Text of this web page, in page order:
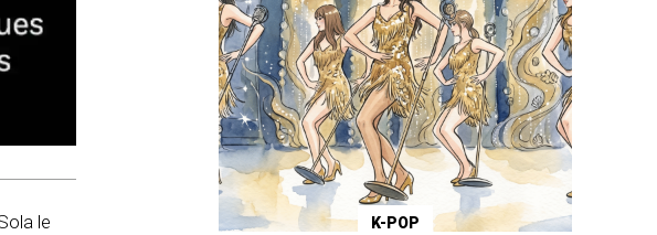
le
K-POP